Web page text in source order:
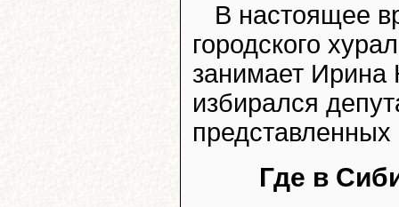
В настоящее
городского
занимает Ирина
избирался
Где в